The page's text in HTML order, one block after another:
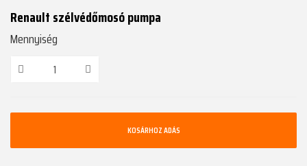
Renault szélvédőmosó pumpa
Mennyiség
KOSÁRHOZ ADÁS